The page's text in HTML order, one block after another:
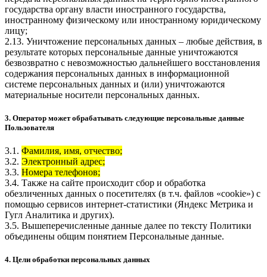
государства органу власти иностранного государства,
иностранному физическому или иностранному юридическому
лицу;
2.13. Уничтожение персональных данных – любые действия, в
результате которых персональные данные уничтожаются
безвозвратно с невозможностью дальнейшего восстановления
содержания персональных данных в информационной
системе персональных данных и (или) уничтожаются
материальные носители персональных данных.
3. Оператор может обрабатывать следующие персональные данные
Пользователя
3.1. Фамилия, имя, отчество;
3.2. Электронный адрес;
3.3. Номера телефонов;
3.4. Также на сайте происходит сбор и обработка
обезличенных данных о посетителях (в т.ч. файлов «cookie») с
помощью сервисов интернет-статистики (Яндекс Метрика и
Гугл Аналитика и других).
3.5. Вышеперечисленные данные далее по тексту Политики
объединены общим понятием Персональные данные.
4. Цели обработки персональных данных